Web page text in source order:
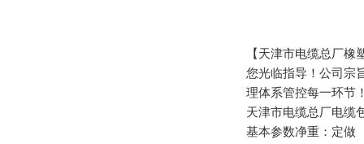
【天津市电缆总厂
您光临指导！公司宗
理体系管控每一环节
天津市电缆总厂电缆
基本参数净重：定做